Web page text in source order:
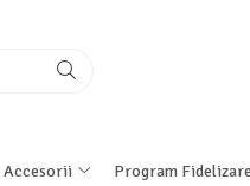
Accesorii Program Fidelizare